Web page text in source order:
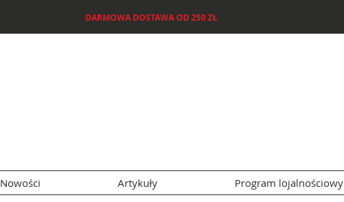
DARMOWA DOSTAWA OD 250 ZŁ
Nowości Artykuły Program lojalnościowy